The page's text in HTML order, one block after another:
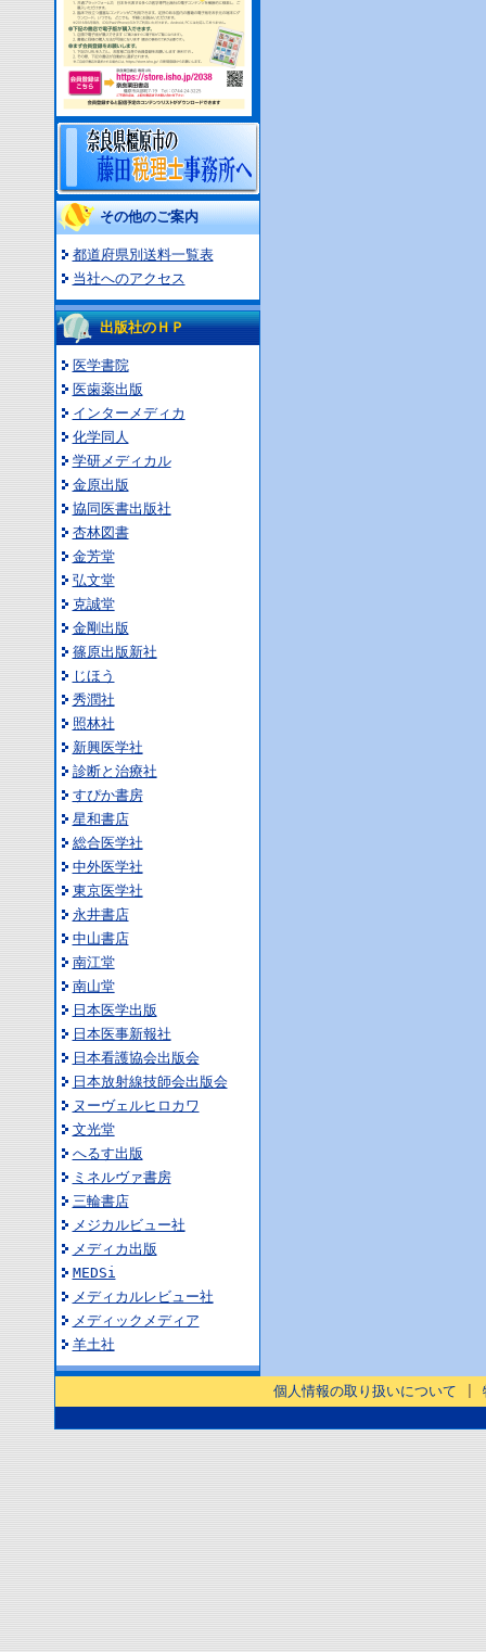
その他のご案内
都道府県別送料一覧表
当社へのアクセス
出版社のＨＰ
医学書院
医歯薬出版
インターメディカ
化学同人
学研メディカル
金原出版
協同医書出版社
杏林図書
金芳堂
弘文堂
克誠堂
金剛出版
篠原出版新社
じほう
秀潤社
照林社
新興医学社
診断と治療社
すぴか書房
星和書店
総合医学社
中外医学社
東京医学社
永井書店
中山書店
南江堂
南山堂
日本医学出版
日本医事新報社
日本看護協会出版会
日本放射線技師会出版会
ヌーヴェルヒロカワ
文光堂
へるす出版
ミネルヴァ書房
三輪書店
メジカルビュー社
メディカ出版
MEDSi
メディカルレビュー社
メディックメディア
羊土社
個人情報の取り扱いについて